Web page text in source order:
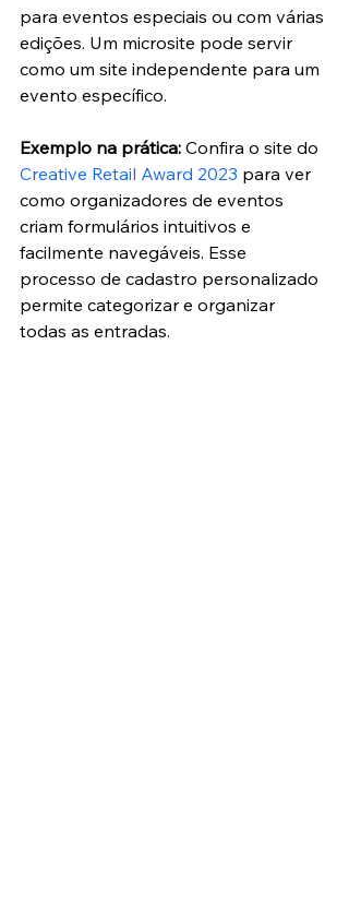
para eventos especiais ou com várias
edições. Um microsite pode servir
como um site independente para um
evento específico.
Exemplo na prática: Confira o site do
Creative Retail Award 2023 para ver
como organizadores de eventos
criam formulários intuitivos e
facilmente navegáveis. Esse
processo de cadastro personalizado
permite categorizar e organizar
todas as entradas.